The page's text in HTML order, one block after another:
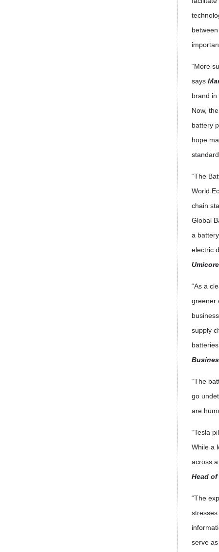
“More
says
brand
Now,
battery
hope
“The
World
chain
Global
a
electric
“As a
greener
supply
“The
go
are
“Tesla
While a
across
Head
“The
serve